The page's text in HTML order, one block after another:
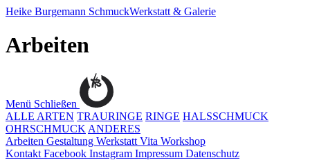
Heike Burgemann SchmuckWerkstatt & Galerie
Arbeiten
Menü Schließen
ALLE ARTEN TRAURINGE RINGE HALSSCHMUCK
OHRSCHMUCK ANDERES
Arbeiten Gestaltung Werkstatt Vita Workshop
Kontakt Facebook Instagram Impressum Datenschutz